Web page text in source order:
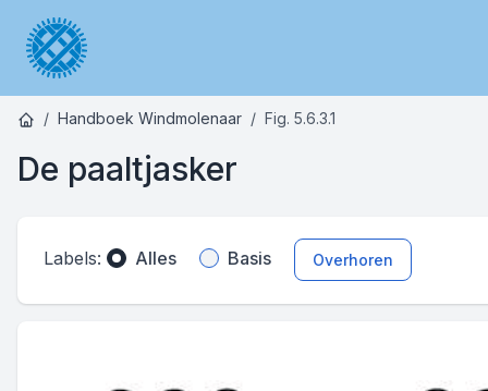
Handboek Windmolenaar Fig. 5.6.3.1
De paaltjasker
Labels: Alles Basis Overhoren